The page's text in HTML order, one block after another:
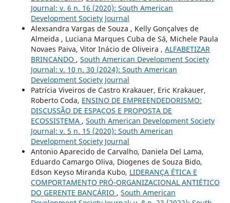
Journal: v. 6 n. 16 (2020): South American
Development Society Journal
Alexsandra Vargas de Souza , Kelly Gonçalves de
Almeida , Luciana Marques Cuba de Sá, Michele Paula
Novaes Paiva, Vitor Inácio de Oliveira , ALFABETIZAR
BRINCANDO , South American Development Society
Journal: v. 10 n. 30 (2024): South American
Development Society Journal
Patrícia Viveiros de Castro Krakauer, Eric Krakauer,
Roberto Coda, ENSINO DE EMPREENDEDORISMO:
DISCUSSÃO DE ESPAÇOS E PROPOSTA DE
ECOSSISTEMA , South American Development Society
Journal: v. 5 n. 15 (2020): South American
Development Society Journal
Antonio Aparecido de Carvalho, Daniela Del Lama,
Eduardo Camargo Oliva, Diogenes de Souza Bido,
Edson Keyso Miranda Kubo, LIDERANÇA ÉTICA E
COMPORTAMENTO PRÓ-ORGANIZACIONAL ANTIÉTICO
DO GERENTE BANCÁRIO , South American